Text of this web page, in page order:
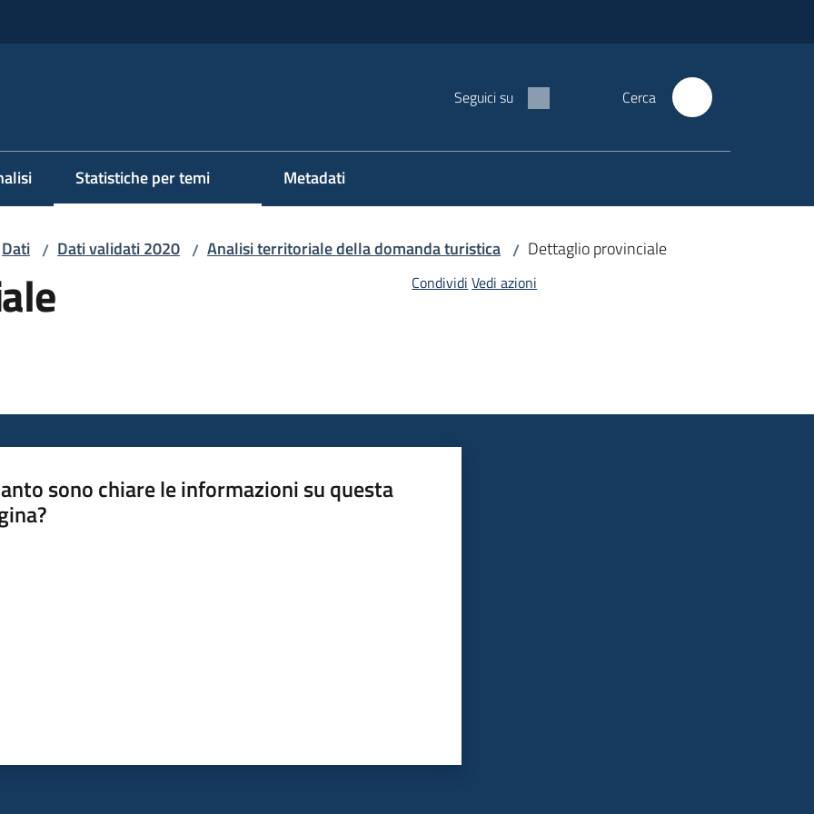
Seguici su Cerca
Statistiche per temi Metadati
Dati / Dati validati 2020 / Analisi territoriale della domanda turistica / Dettaglio provinciale
Condividi Vedi azioni
sono chiare le informazioni su questa